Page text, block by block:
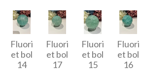
Fluori
et bol
14
Fluori
et bol
17
Fluori
et bol
15
Fluori
et bol
16